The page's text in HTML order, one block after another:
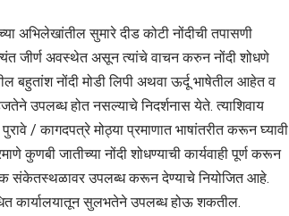
अभिलेखांतील सुमारे दीड कोटी नोंदीची तपासणी
जीर्ण अवस्‍थेत असून त्‍यांचे वाचन करुन नोंदी शोधणे
नोंदी मोडी लिपी अथवा ऊर्दू भाषेतील आहेत व
उपलब्‍ध होत नसल्‍याचे निदर्शनास येते. त्‍याशिवाय
/ कागदपत्रे मोठ्या प्रमाणात भाषांतरीत करून घ्‍यावी
कुणबी जातीच्‍या नोंदी शोधण्‍याची कार्यवाही पूर्ण करून
संकेतस्‍थळावर उपलब्‍ध करून देण्‍याचे नियोजित आहे.
कार्यालयातून सुलभतेने उपलब्‍ध होऊ शकतील.